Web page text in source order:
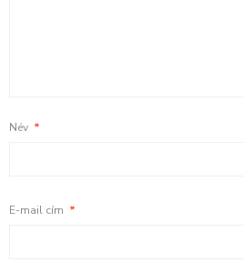
Név *
E-mail cím *